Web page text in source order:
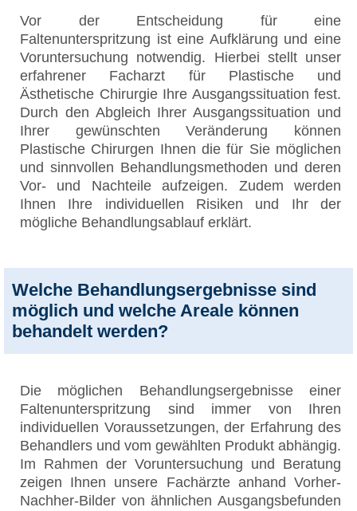
Vor der Entscheidung für eine
Faltenunterspritzung ist eine Aufklärung und eine
Voruntersuchung notwendig. Hierbei stellt unser
erfahrener Facharzt für Plastische und
Ästhetische Chirurgie Ihre Ausgangssituation fest.
Durch den Abgleich Ihrer Ausgangssituation und
Ihrer gewünschten Veränderung können
Plastische Chirurgen Ihnen die für Sie möglichen
und sinnvollen Behandlungsmethoden und deren
Vor- und Nachteile aufzeigen. Zudem werden
Ihnen Ihre individuellen Risiken und Ihr der
mögliche Behandlungsablauf erklärt.
Welche Behandlungsergebnisse sind
möglich und welche Areale können
behandelt werden?
Die möglichen Behandlungsergebnisse einer
Faltenunterspritzung sind immer von Ihren
individuellen Voraussetzungen, der Erfahrung des
Behandlers und vom gewählten Produkt abhängig.
Im Rahmen der Voruntersuchung und Beratung
zeigen Ihnen unsere Fachärzte anhand Vorher-
Nachher-Bilder von ähnlichen Ausgangsbefunden